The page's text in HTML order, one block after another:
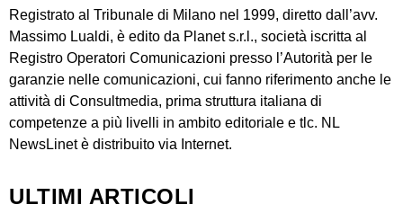
Registrato al Tribunale di Milano nel 1999, diretto dall’avv.
Massimo Lualdi, è edito da Planet s.r.l., società iscritta al
Registro Operatori Comunicazioni presso l’Autorità per le
garanzie nelle comunicazioni, cui fanno riferimento anche le
attività di Consultmedia, prima struttura italiana di
competenze a più livelli in ambito editoriale e tlc. NL
NewsLinet è distribuito via Internet.
ULTIMI ARTICOLI